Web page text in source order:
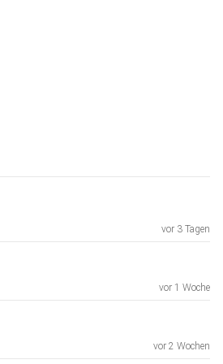
vor 3 Tagen
vor 1 Woche
vor 2 Wochen